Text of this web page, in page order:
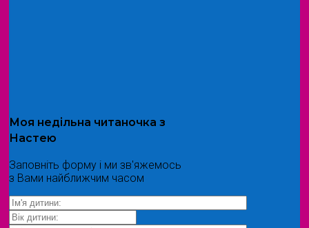
Моя недільна читаночка з
Настею
Заповніть форму і ми зв'яжемось
з Вами найближчим часом